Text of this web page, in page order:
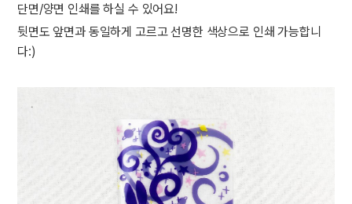
단면/양면 인쇄를 하실 수 있어요!
뒷면도 앞면과 동일하게 고르고 선명한 색상으로 인쇄 가능합니
다:)